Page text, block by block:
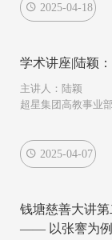
2025-04-18
学术讲座|陆颖
主讲人：陆颖
超星集团高教事业
2025-04-07
钱塘慈善大讲
—— 以张謇为例